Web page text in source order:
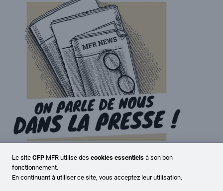
« On parle de nous ! » … dans
Le site CFP MFR utilise des cookies essentiels à son bon
fonctionnement.
En continuant à utiliser ce site, vous acceptez leur utilisation.